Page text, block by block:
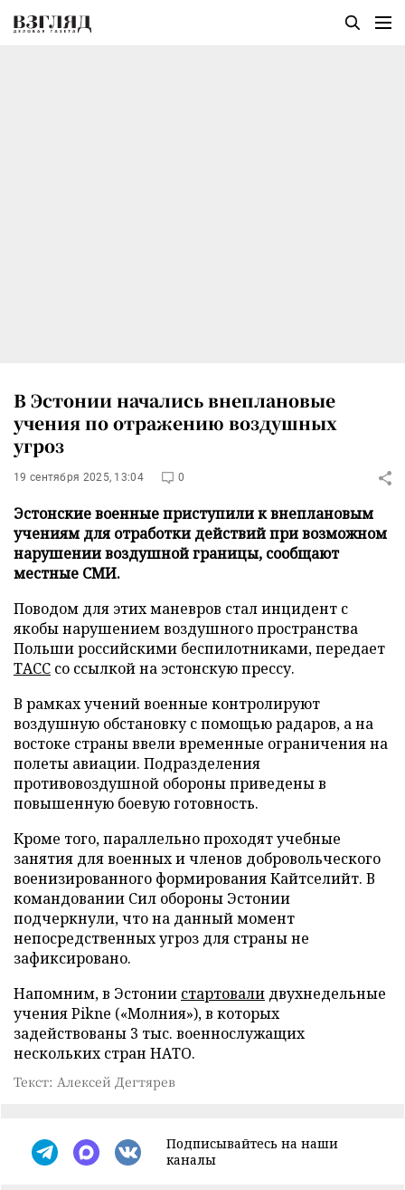
В Эстонии начались внеплановые
учения по отражению воздушных
угроз
19 сентября 2025, 13:04 0
Эстонские военные приступили к внеплановым
учениям для отработки действий при возможном
нарушении воздушной границы, сообщают
местные СМИ.
Поводом для этих маневров стал инцидент с
якобы нарушением воздушного пространства
Польши российскими беспилотниками, передает
ТАСС со ссылкой на эстонскую прессу.
В рамках учений военные контролируют
воздушную обстановку с помощью радаров, а на
востоке страны ввели временные ограничения на
полеты авиации. Подразделения
противовоздушной обороны приведены в
повышенную боевую готовность.
Кроме того, параллельно проходят учебные
занятия для военных и членов добровольческого
военизированного формирования Кайтселийт. В
командовании Сил обороны Эстонии
подчеркнули, что на данный момент
непосредственных угроз для страны не
зафиксировано.
Напомним, в Эстонии стартовали двухнедельные
учения Pikne («Молния»), в которых
задействованы 3 тыс. военнослужащих
нескольких стран НАТО.
Текст: Алексей Дегтярев
Подписывайтесь на наши
каналы